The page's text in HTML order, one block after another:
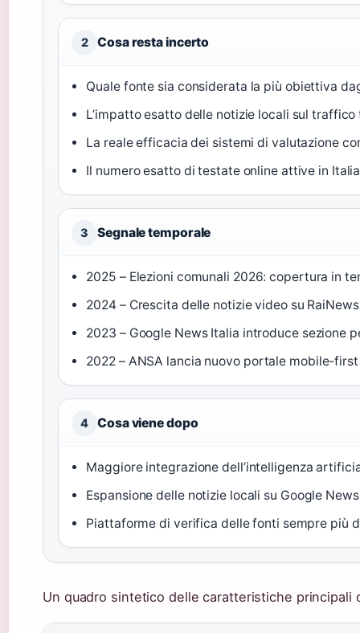
2 Cosa resta incerto
Quale fonte sia considerata la più obiettiva
L’impatto esatto delle notizie locali sul
La reale efficacia dei sistemi di valutazione
Il numero esatto di testate online attive in
3 Segnale temporale
2025 – Elezioni comunali 2026: copertura in
2024 – Crescita delle notizie video su
2023 – Google News Italia introduce sezione
2022 – ANSA lancia nuovo portale mobile-first
4 Cosa viene dopo
Maggiore integrazione dell’intelligenza
Espansione delle notizie locali su Google News
Piattaforme di verifica delle fonti sempre più
Un quadro sintetico delle caratteristiche principali